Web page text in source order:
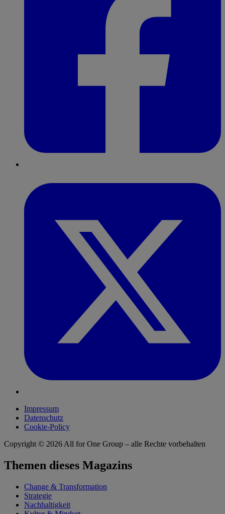
Impressum
Datenschutz
Cookie-Policy
Copyright © 2026 All for One Group – alle Rechte vorbehalten
Themen dieses Magazins
Change & Transformation
Strategie
Nachhaltigkeit